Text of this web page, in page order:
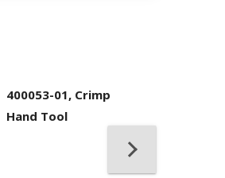
400053-01, Crimp
Hand Tool